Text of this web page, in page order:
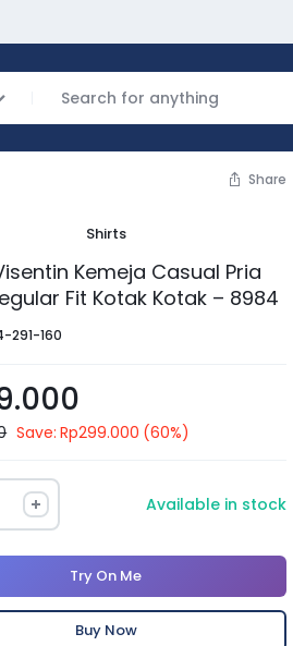
Share
Shirts
Kemeja Casual Pria
Fit Kotak Kotak – 8984
291-160
Save: Rp299.000 (60%)
Available in stock
Try On Me
Buy Now